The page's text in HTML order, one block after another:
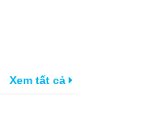
Xem tất cả